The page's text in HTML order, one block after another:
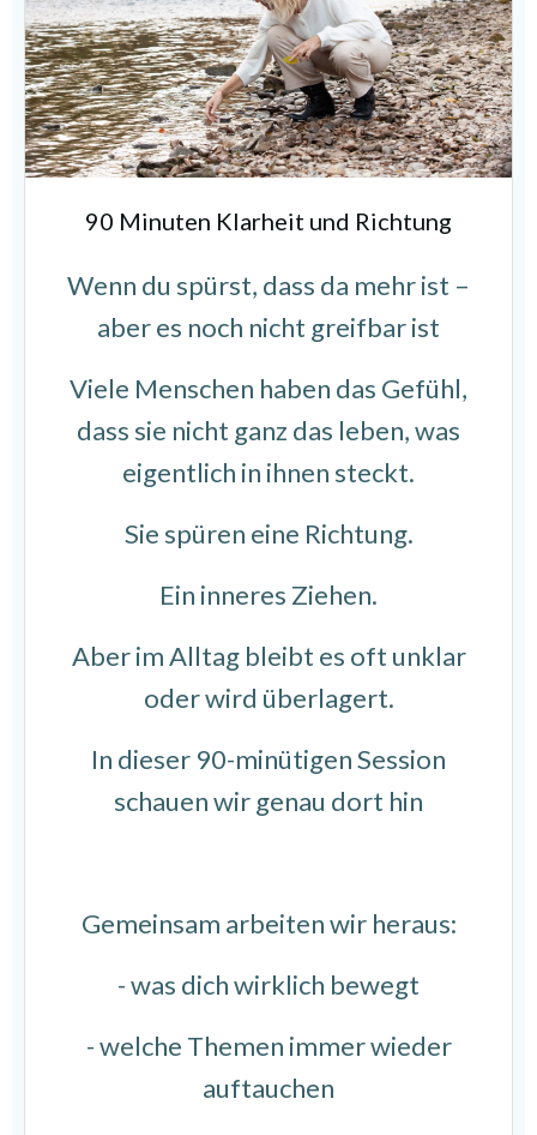
90 Minuten Klarheit und Richtung
Wenn du spürst, dass da mehr ist –
aber es noch nicht greifbar ist
Viele Menschen haben das Gefühl,
dass sie nicht ganz das leben, was
eigentlich in ihnen steckt.
Sie spüren eine Richtung.
Ein inneres Ziehen.
Aber im Alltag bleibt es oft unklar
oder wird überlagert.
In dieser 90-minütigen Session
schauen wir genau dort hin
Gemeinsam arbeiten wir heraus:
- was dich wirklich bewegt
- welche Themen immer wieder
auftauchen